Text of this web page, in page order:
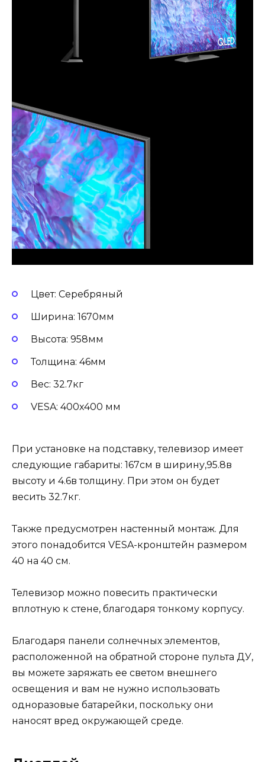
Цвет: Серебряный
Ширина: 1670мм
Высота: 958мм
Толщина: 46мм
Вес: 32.7кг
VESA: 400х400 мм
При установке на подставку, телевизор имеет
следующие габариты: 167см в ширину,95.8в
высоту и 4.6в толщину. При этом он будет
весить 32.7кг.
Также предусмотрен настенный монтаж. Для
этого понадобится VESA-кронштейн размером
40 на 40 см.
Телевизор можно повесить практически
вплотную к стене, благодаря тонкому корпусу.
Благодаря панели солнечных элементов,
расположенной на обратной стороне пульта ДУ,
вы можете заряжать ее светом внешнего
освещения и вам не нужно использовать
одноразовые батарейки, поскольку они
наносят вред окружающей среде.